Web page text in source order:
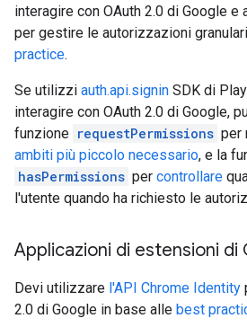
interagire con OAuth 2.0 di Google
per gestire le autorizzazioni
practice.
Se utilizzi auth.api.signin SDK di
interagire con OAuth 2.0 di Google,
funzione requestPermissions per
ambiti più piccolo necessario, e la
hasPermissions per controllare
l'utente quando ha richiesto le
Applicazioni di estensioni di
Devi utilizzare l'API Chrome Identity
2.0 di Google in base alle best